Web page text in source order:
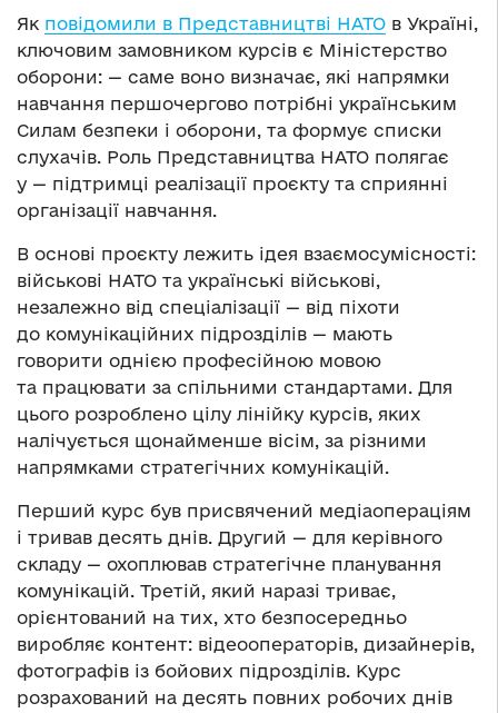
Як повідомили в Представництві НАТО в Україні,
ключовим замовником курсів є Міністерство
оборони: — саме воно визначає, які напрямки
навчання першочергово потрібні українським
Силам безпеки і оборони, та формує списки
слухачів. Роль Представництва НАТО полягає
у — підтримці реалізації проєкту та сприянні
організації навчання.
В основі проєкту лежить ідея взаємосумісності:
військові НАТО та українські військові,
незалежно від спеціалізації — від піхоти
до комунікаційних підрозділів — мають
говорити однією професійною мовою
та працювати за спільними стандартами. Для
цього розроблено цілу лінійку курсів, яких
налічується щонайменше вісім, за різними
напрямками стратегічних комунікацій.
Перший курс був присвячений медіаопераціям
і тривав десять днів. Другий — для керівного
складу — охоплював стратегічне планування
комунікацій. Третій, який наразі триває,
орієнтований на тих, хто безпосередньо
виробляє контент: відеооператорів, дизайнерів,
фотографів із бойових підрозділів. Курс
розрахований на десять повних робочих днів